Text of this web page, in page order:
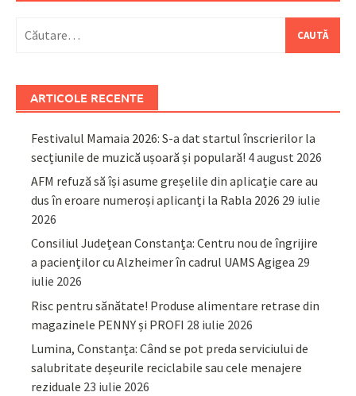
după:
ARTICOLE RECENTE
Festivalul Mamaia 2026: S-a dat startul înscrierilor la
secțiunile de muzică ușoară și populară! 4 august 2026
AFM refuză să își asume greșelile din aplicație care au
dus în eroare numeroși aplicanți la Rabla 2026 29 iulie
2026
Consiliul Județean Constanța: Centru nou de îngrijire
a pacienților cu Alzheimer în cadrul UAMS Agigea 29
iulie 2026
Risc pentru sănătate! Produse alimentare retrase din
magazinele PENNY și PROFI 28 iulie 2026
Lumina, Constanța: Când se pot preda serviciului de
salubritate deșeurile reciclabile sau cele menajere
reziduale 23 iulie 2026